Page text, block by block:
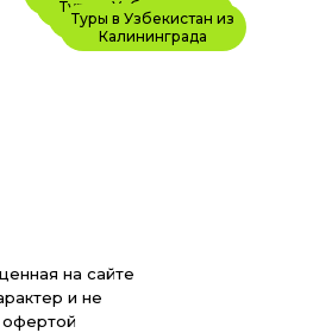
Омска
Астаны
Туры в Узбекистан из
Владивостока
Туры в Узбекистан из
Калининграда
на сайте
и не
офертой